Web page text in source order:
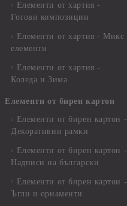
Елементи от хартия -
Готови композиции
Елементи от хартия - Микс
елементи
Елементи от хартия -
Коледа и Зима
Елементи от бирен картон
Елементи от бирен картон -
Декоративни рамки
Елементи от бирен картон -
Надписи на български
Елементи от бирен картон -
Ъгли и орнаменти